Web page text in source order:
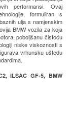
performansi. Ovaj
formuliran s
ulja s namjenskim
BMW vozila za koja
poboljšanu čistoću
niske viskoznosti s
vrhunsku uštedu
ILSAC GF-5, BMW